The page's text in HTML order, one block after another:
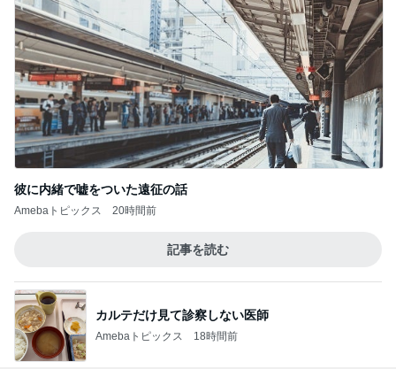
彼に内緒で嘘をついた遠征の話
Amebaトピックス 20時間前
記事を読む
カルテだけ見て診察しない医師
Amebaトピックス 18時間前